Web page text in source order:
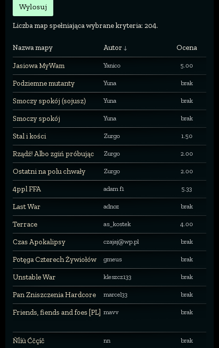
Wylosuj
Liczba map spełniająca wybrane kryteria: 204.
Nazwa mapy Autor Ocena
Jasiowa MyWam Yanico 5.00
Podziemne mutanty Yuna brak
Smoczy spokój (sojusz) Yuna brak
Smoczy spokój Yuna brak
Stal i kości Zurgo 1.50
Rządź! Albo zgiń próbując Zurgo 2.00
Ostatni na polu chwały Zurgo 2.00
4ppl FFA adam f1 5.33
Last War adnoz brak
Terrace as_kostek 4.00
Czas Apokalipsy czajaj@wp.pl brak
Potęga Czterech Żywiołów gmeus brak
Unstable War kleszcz133 brak
Pan Zniszczenia Hardcore marcel33 brak
Friends, fiends and foes [PL] mavv brak
Ňĺíü Ćčçíč nn brak